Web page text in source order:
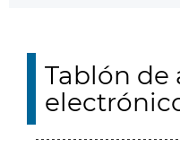
Tablón de